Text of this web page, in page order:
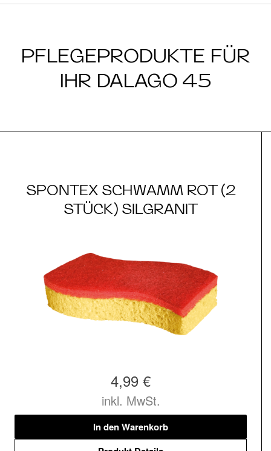
PFLEGEPRODUKTE FÜR
IHR DALAGO 45
SPONTEX SCHWAMM ROT (2
STÜCK) SILGRANIT
4,99 €
inkl. MwSt.
In den Warenkorb